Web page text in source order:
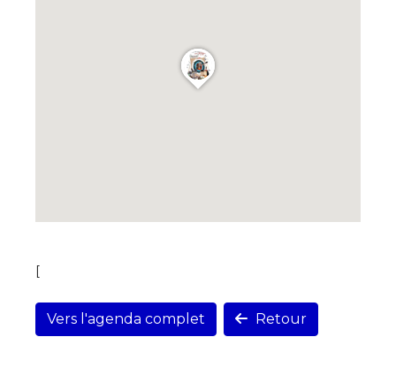
[
Vers l'agenda complet Retour